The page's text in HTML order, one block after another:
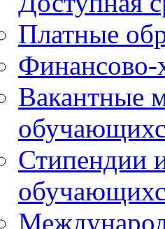
Платные
Финансово-
Вакантные
Стипендии